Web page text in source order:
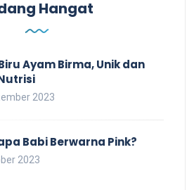
Hangat
Ayam Birma, Unik dan
2023
Babi Berwarna Pink?
2023